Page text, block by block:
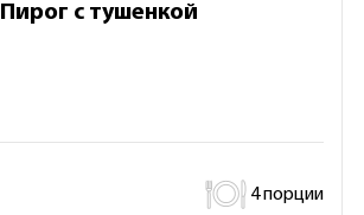
Пирог с тушенкой
4 порции